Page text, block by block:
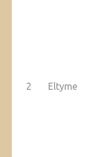
2 Eltyme